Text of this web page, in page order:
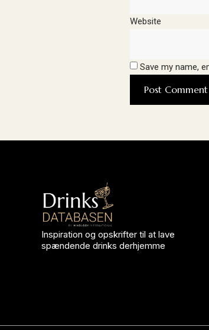
Website
Save my name,
Inspiration og opskrifter til at lave
spændende drinks derhjemme